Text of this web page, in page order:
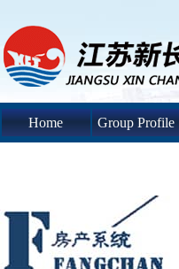
Home Group Profile